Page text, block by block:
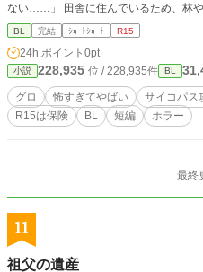
ない……」 田舎に住んでいるため、林や田んぼしかない為に誰も聞いていない
と思っていた 友達と別れて家に帰るとにぎやかな声が聞こえる その声に愚痴を
こぼしていたことを後悔してしまう そんなことを思っていると妹に汗臭いから
風呂に入ってこいと言われ、風呂に入
た……状況も分からずに混乱している隣に
罪のサイコパス×平凡少年
BL 完結 ｼｮｰﾄｼｮｰﾄ R15
24h.ポイント 0pt
小説 228,935 位 / 228,935件 BL
グロ 怖すぎてやばい サイコパス
R15は保険
BL 短編 ホラー
最終
11
祖父の遺産